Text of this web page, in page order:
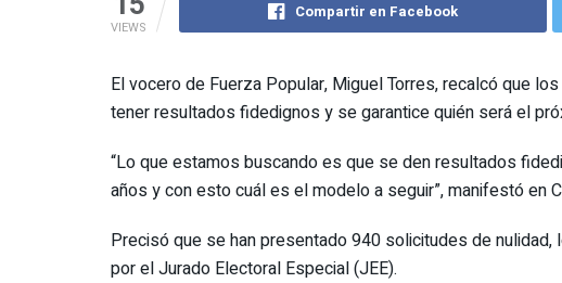
VIEWS
Compartir en Facebook
El vocero de Fuerza Popular, Miguel Torres, recalcó que
tener resultados fidedignos y se garantice quién será el
“Lo que estamos buscando es que se den resultados
años y con esto cuál es el modelo a seguir”, manifestó en
Precisó que se han presentado 940 solicitudes de
por el Jurado Electoral Especial (JEE).